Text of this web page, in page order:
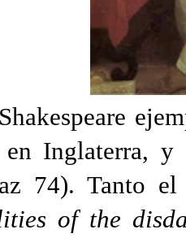
en Inglaterra,
74). Tanto
of the